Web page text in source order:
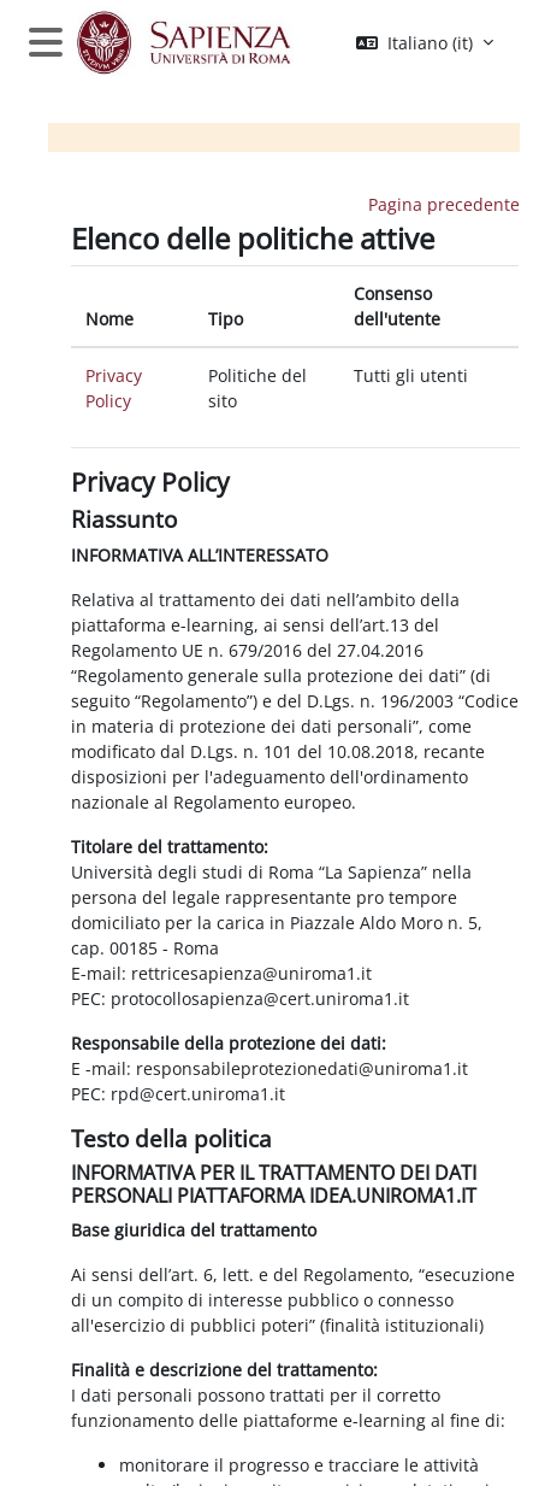
Vai al contenuto principale
Pannello laterale
Italiano ‎(it)‎
Pagina precedente
Elenco delle politiche attive
Nome Tipo
Consenso
dell'utente
Privacy
Policy
Politiche del
sito
Tutti gli utenti
Privacy Policy
Riassunto
INFORMATIVA ALL’INTERESSATO
Relativa al trattamento dei dati nell’ambito della
piattaforma e-learning, ai sensi dell’art.13 del
Regolamento UE n. 679/2016 del 27.04.2016
“Regolamento generale sulla protezione dei dati” (di
seguito “Regolamento”) e del D.Lgs. n. 196/2003 “Codice
in materia di protezione dei dati personali”, come
modificato dal D.Lgs. n. 101 del 10.08.2018, recante
disposizioni per l'adeguamento dell'ordinamento
nazionale al Regolamento europeo.
Titolare del trattamento:
Università degli studi di Roma “La Sapienza” nella
persona del legale rappresentante pro tempore
domiciliato per la carica in Piazzale Aldo Moro n. 5,
cap. 00185 - Roma
E-mail: rettricesapienza@uniroma1.it
PEC: protocollosapienza@cert.uniroma1.it
Responsabile della protezione dei dati:
E -mail: responsabileprotezionedati@uniroma1.it
PEC: rpd@cert.uniroma1.it
Testo della politica
INFORMATIVA PER IL TRATTAMENTO DEI DATI
PERSONALI PIATTAFORMA IDEA.UNIROMA1.IT
Base giuridica del trattamento
Ai sensi dell’art. 6, lett. e del Regolamento, “esecuzione
di un compito di interesse pubblico o connesso
all'esercizio di pubblici poteri” (finalità istituzionali)
Finalità e descrizione del trattamento:
I dati personali possono trattati per il corretto
funzionamento delle piattaforme e-learning al fine di:
monitorare il progresso e tracciare le attività